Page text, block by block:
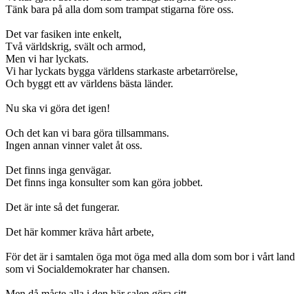
Tänk bara på alla dom som trampat stigarna före oss.
Det var fasiken inte enkelt,
Två världskrig, svält och armod,
Men vi har lyckats.
Vi har lyckats bygga världens starkaste arbetarrörelse,
Och byggt ett av världens bästa länder.
Nu ska vi göra det igen!
Och det kan vi bara göra tillsammans.
Ingen annan vinner valet åt oss.
Det finns inga genvägar.
Det finns inga konsulter som kan göra jobbet.
Det är inte så det fungerar.
Det här kommer kräva hårt arbete,
För det är i samtalen öga mot öga med alla dom som bor i vårt land
som vi Socialdemokrater har chansen.